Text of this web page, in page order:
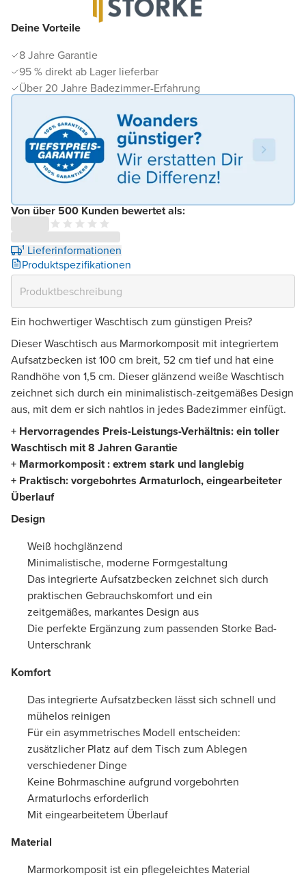
Deine Vorteile
8 Jahre Garantie
95 % direkt ab Lager lieferbar
Über 20 Jahre Badezimmer-Erfahrung
Von über 500 Kunden bewertet als:
¹ Lieferinformationen
Produktspezifikationen
Ein hochwertiger Waschtisch zum günstigen Preis?
Dieser Waschtisch aus Marmorkomposit mit integriertem
Aufsatzbecken ist 100 cm breit, 52 cm tief und hat eine
Randhöhe von 1,5 cm. Dieser glänzend weiße Waschtisch
zeichnet sich durch ein minimalistisch-zeitgemäßes Design
aus, mit dem er sich nahtlos in jedes Badezimmer einfügt.
+ Hervorragendes Preis-Leistungs-Verhältnis: ein toller
Waschtisch mit 8 Jahren Garantie
+ Marmorkomposit : extrem stark und langlebig
+ Praktisch: vorgebohrtes Armaturloch, eingearbeiteter
Überlauf
Design
Weiß hochglänzend
Minimalistische, moderne Formgestaltung
Das integrierte Aufsatzbecken zeichnet sich durch
praktischen Gebrauchskomfort und ein
zeitgemäßes, markantes Design aus
Die perfekte Ergänzung zum passenden Storke Bad-
Unterschrank
Komfort
Das integrierte Aufsatzbecken lässt sich schnell und
mühelos reinigen
Für ein asymmetrisches Modell entscheiden:
zusätzlicher Platz auf dem Tisch zum Ablegen
verschiedener Dinge
Keine Bohrmaschine aufgrund vorgebohrten
Armaturlochs erforderlich
Mit eingearbeitetem Überlauf
Material
Marmorkomposit ist ein pflegeleichtes Material